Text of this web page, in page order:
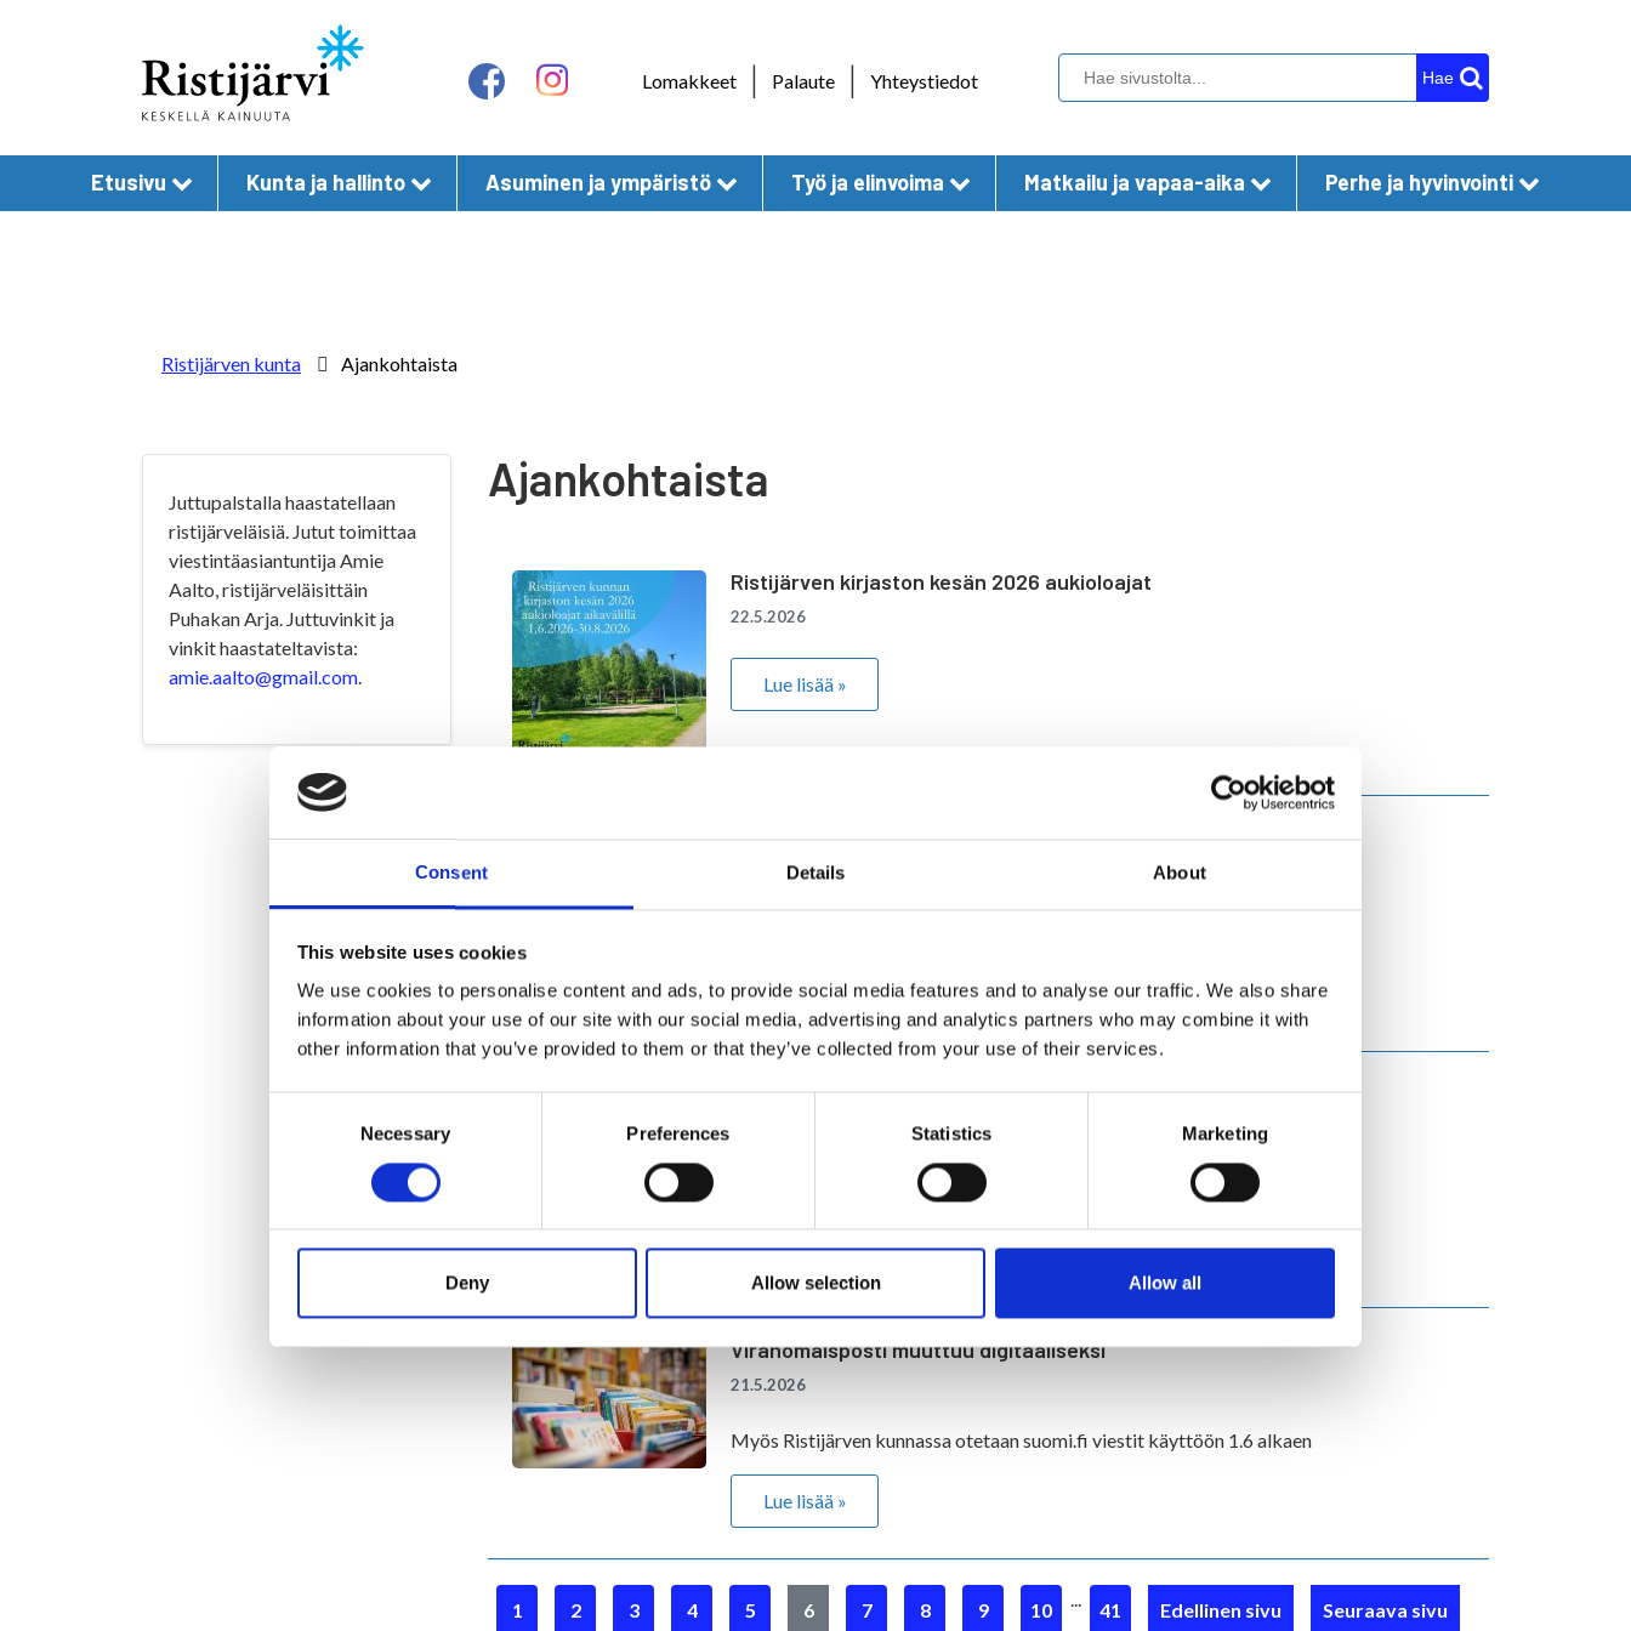
Consent Details About
This website uses cookies
We use cookies to personalise content and ads, to provide social media features and to analyse our traffic. We also share
information about your use of our site with our social media, advertising and analytics partners who may combine it with
other information that you’ve provided to them or that they’ve collected from your use of their services.
Necessary Preferences Statistics Marketing
Deny Allow selection Allow all
Lomakkeet | Palaute | Yhteystiedot Hae
Etusivu Kunta ja hallinto Asuminen ja ympäristö Työ ja elinvoima Matkailu ja vapaa-aika Perhe ja hyvinvointi
Ristijärven kunta Ajankohtaista
Juttupalstalla haastatellaan
ristijärveläisiä. Jutut toimittaa
viestintäasiantuntija Amie
Aalto, ristijärveläisittäin
Puhakan Arja. Juttuvinkit ja
vinkit haastateltavista:
amie.aalto@gmail.com.
Ajankohtaista
Ristijärven kirjaston kesän 2026 aukioloajat
22.5.2026
Lue lisää »
Koululaisten kevätkonsertti
22.5.2026
Lue lisää »
Pappilanrannan matonpesupaikka on nyt avattu
Viranomaisposti muuttuu digitaaliseksi
21.5.2026
Myös Ristijärven kunnassa otetaan suomi.fi viestit käyttöön 1.6 alkaen
Lue lisää »
1 2 3 4 5 6 7 8 9 10 ... 41 Edellinen sivu Seuraava sivu